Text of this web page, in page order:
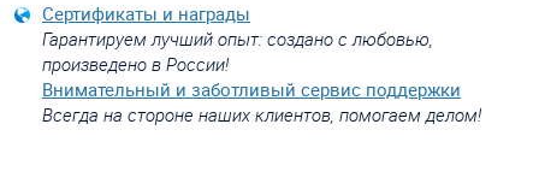
Сертификаты и награды
Гарантируем лучший опыт: создано с любовью,
произведено в России!
Внимательный и заботливый сервис поддержки
Всегда на стороне наших клиентов, помогаем делом!